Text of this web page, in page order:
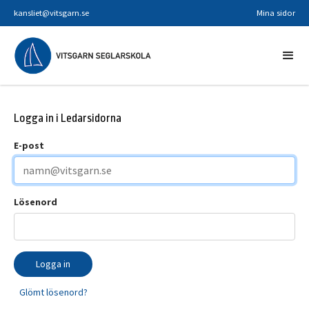
kansliet@vitsgarn.se Mina sidor
Logga in i Ledarsidorna
E-post
Lösenord
Logga in
Glömt lösenord?